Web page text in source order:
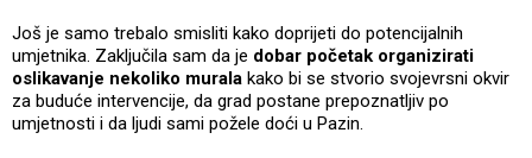
Još je samo trebalo smisliti kako doprijeti do potencijalnih
umjetnika. Zaključila sam da je dobar početak organizirati
oslikavanje nekoliko murala kako bi se stvorio svojevrsni okvir
za buduće intervencije, da grad postane prepoznatljiv po
umjetnosti i da ljudi sami požele doći u Pazin.